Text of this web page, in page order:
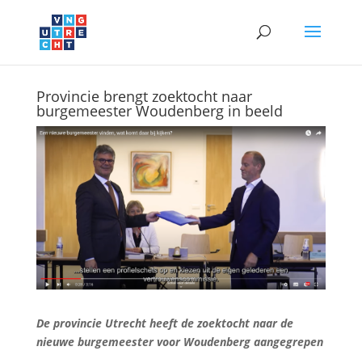
Provincie brengt zoektocht naar
burgemeester Woudenberg in beeld
De provincie Utrecht heeft de zoektocht naar de
nieuwe burgemeester voor Woudenberg aangegrepen